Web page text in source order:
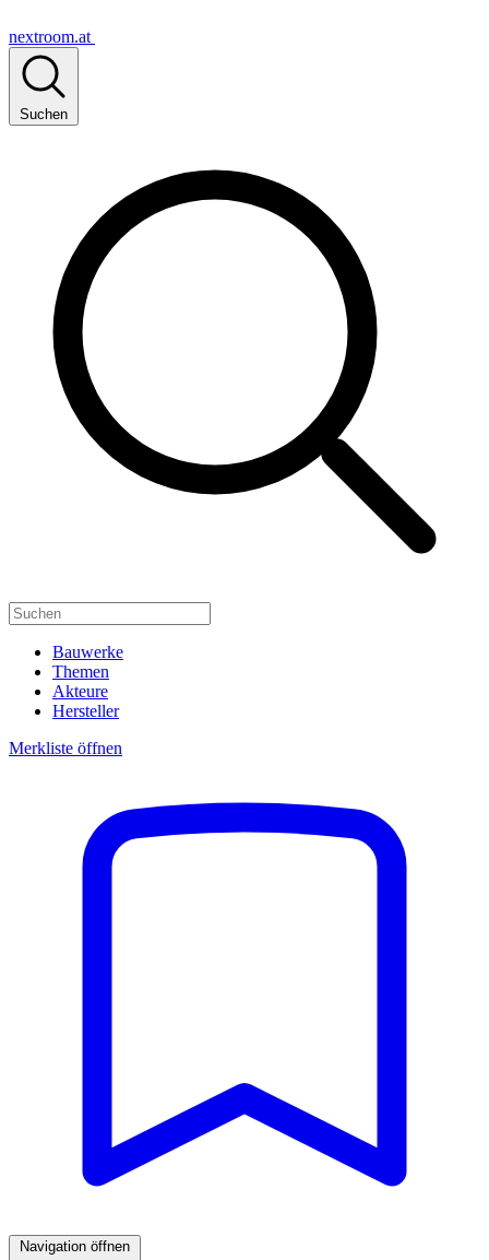
nextroom.at
Suchen
Bauwerke
Themen
Akteure
Hersteller
Merkliste öffnen
Navigation öffnen